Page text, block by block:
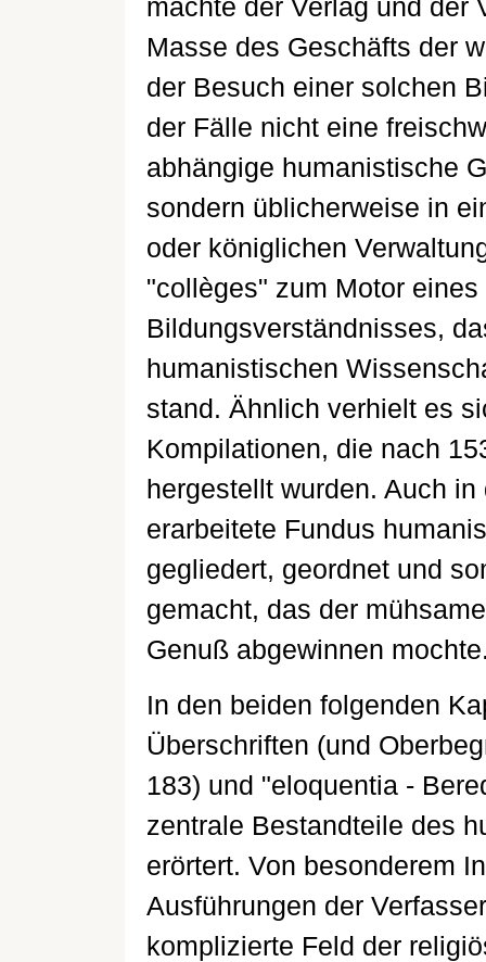
machte der Verlag und der
Masse des Geschäfts der
der Besuch einer solchen
der Fälle nicht eine
abhängige humanistische
sondern üblicherweise in
oder königlichen
"collèges" zum Motor
Bildungsverständnisses,
humanistischen
stand. Ähnlich verhielt es
Kompilationen, die nach
hergestellt wurden. Auch
erarbeitete Fundus
gegliedert, geordnet und
gemacht, das der
Genuß abgewinnen
In den beiden folgenden
Überschriften (und
183) und "eloquentia -
zentrale Bestandteile des
erörtert. Von besonderem
Ausführungen der
komplizierte Feld der